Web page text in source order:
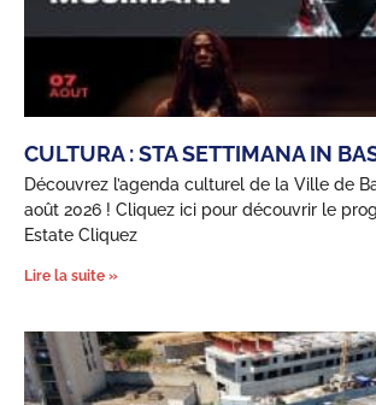
CULTURA : STA SETTIMANA IN
Découvrez l’agenda culturel de la Ville de
août 2026 ! Cliquez ici pour découvrir le
Estate Cliquez
Lire la suite »